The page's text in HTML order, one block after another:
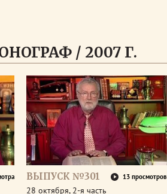
/ 2007 Г.
ВЫПУСК №301 13 просмотров
28 октября, 2-я часть